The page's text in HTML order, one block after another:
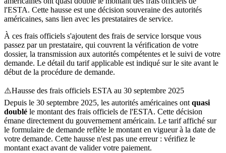
l'ESTA. Cette hausse est une décision souveraine des autorités
américaines, sans lien avec les prestataires de service.
À ces frais officiels s'ajoutent des frais de service lorsque vous
passez par un prestataire, qui couvrent la vérification de votre
dossier, la transmission aux autorités compétentes et le suivi de votre
demande. Le détail du tarif applicable est indiqué sur le site avant le
début de la procédure de demande.
⚠️Hausse des frais officiels ESTA au 30 septembre 2025
Depuis le 30 septembre 2025, les autorités américaines ont quasi
doublé le montant des frais officiels de l'ESTA. Cette décision
émane directement du gouvernement américain. Le tarif affiché sur
le formulaire de demande reflète le montant en vigueur à la date de
votre demande. Cette hausse n'est pas une erreur : vérifiez le
montant exact avant de valider votre paiement.